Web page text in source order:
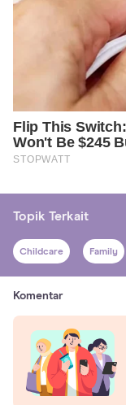
Topik Terkait
Childcare Family
Komentar